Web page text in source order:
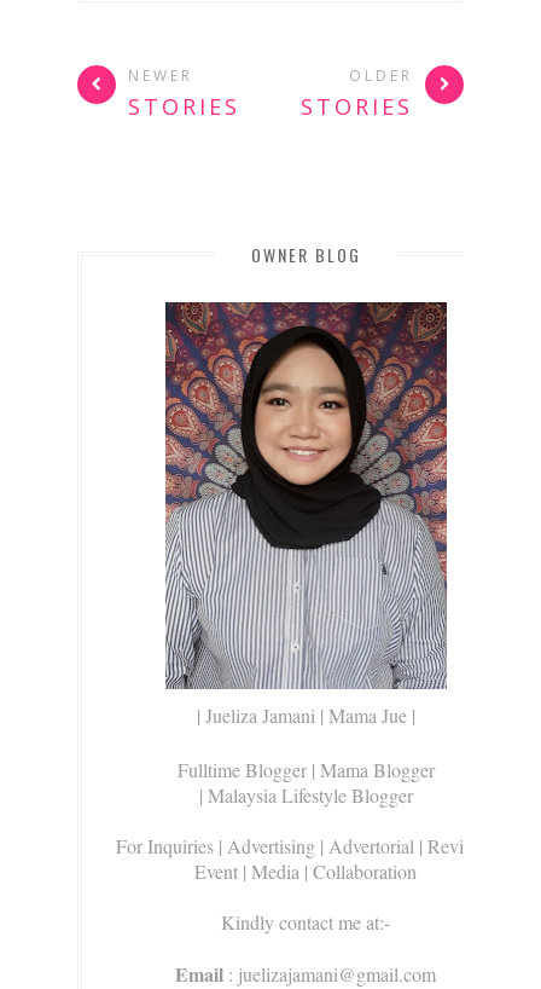
NEWER
STORIES
OLDER
STORIES
OWNER BLOG
| Jueliza Jamani | Mama Jue |
Fulltime Blogger | Mama Blogger
| Malaysia Lifestyle Blogger
For Inquiries | Advertising | Advertorial | Review |
Event | Media | Collaboration
Kindly contact me at:-
Email : juelizajamani@gmail.com